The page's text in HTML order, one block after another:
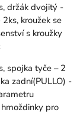
držák dvojitý -
kroužek se
s kroužky
spojka tyče – 2
zadní(PULLO) -
pro